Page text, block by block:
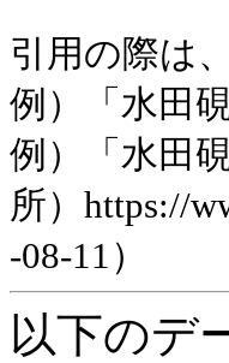
引用の際は
例）「水田
例）「水田
所）https://
-08-11）
以下のデ